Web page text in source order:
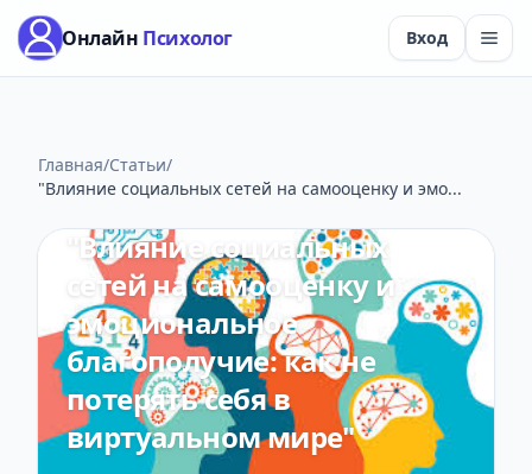
Онлайн Психолог Вход
Главная/Статьи/
"Влияние социальных сетей на самооценку и эмо...
Социальные сети 2 мин чтения
"Влияние социальных
сетей на самооценку и
эмоциональное
благополучие: как не
потерять себя в
виртуальном мире"